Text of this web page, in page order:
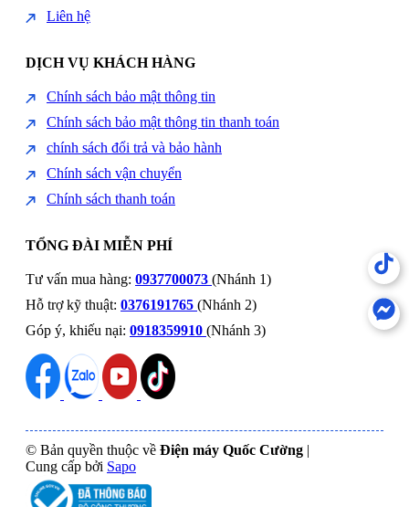
Liên hệ
DỊCH VỤ KHÁCH HÀNG
Chính sách bảo mật thông tin
Chính sách bảo mật thông tin thanh toán
chính sách đổi trả và bảo hành
Chính sách vận chuyển
Chính sách thanh toán
TỔNG ĐÀI MIỄN PHÍ
Tư vấn mua hàng: 0937700073 (Nhánh 1)
Hỗ trợ kỹ thuật: 0376191765 (Nhánh 2)
Góp ý, khiếu nại: 0918359910 (Nhánh 3)
© Bản quyền thuộc về Điện máy Quốc Cường |
Cung cấp bởi Sapo